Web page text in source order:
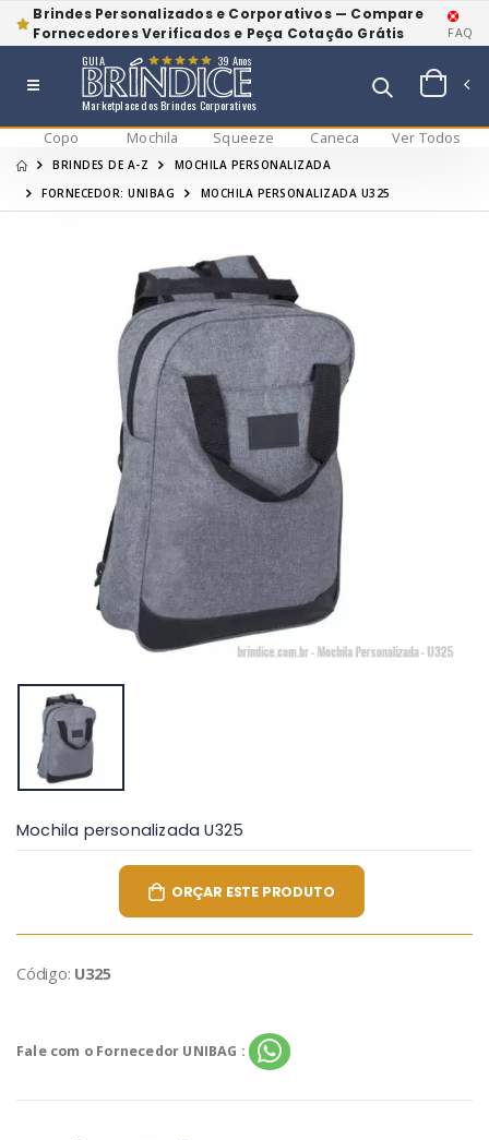
Brindes Personalizados e Corporativos — Compare
Fornecedores Verificados e Peça Cotação Grátis
FAQ
Marketplace dos Brindes Corporativos
GUIA 39 Anos
Copo Mochila Squeeze Caneca Ver Todos
BRINDES DE A-Z
MOCHILA PERSONALIZADA
FORNECEDOR: UNIBAG
MOCHILA PERSONALIZADA U325
Mochila personalizada U325
ORÇAR ESTE PRODUTO
Código: U325
Fale com o Fornecedor UNIBAG :